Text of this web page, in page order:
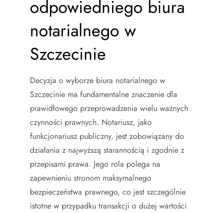
odpowiedniego biura
notarialnego w
Szczecinie
Decyzja o wyborze biura notarialnego w
Szczecinie ma fundamentalne znaczenie dla
prawidłowego przeprowadzenia wielu ważnych
czynności prawnych. Notariusz, jako
funkcjonariusz publiczny, jest zobowiązany do
działania z najwyższą starannością i zgodnie z
przepisami prawa. Jego rola polega na
zapewnieniu stronom maksymalnego
bezpieczeństwa prawnego, co jest szczególnie
istotne w przypadku transakcji o dużej wartości